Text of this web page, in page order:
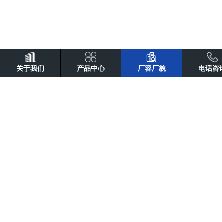
厂容厂貌
关于我们 产品中心 厂容厂貌 电话咨